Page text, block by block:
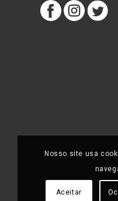
Nosso site usa
Aceitar